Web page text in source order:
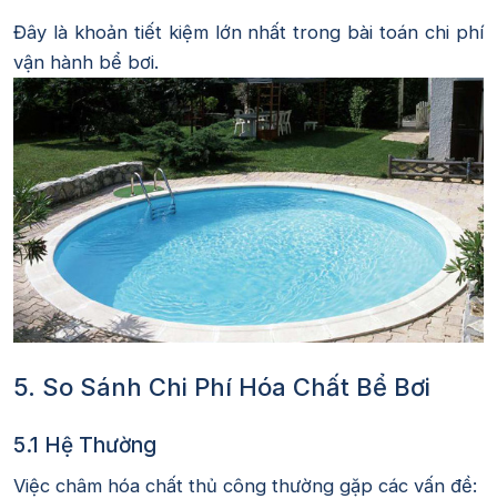
Đây là khoản tiết kiệm lớn nhất trong bài toán chi phí
vận hành bể bơi.
5. So Sánh Chi Phí Hóa Chất Bể Bơi
5.1 Hệ Thường
Việc châm hóa chất thủ công thường gặp các vấn đề: